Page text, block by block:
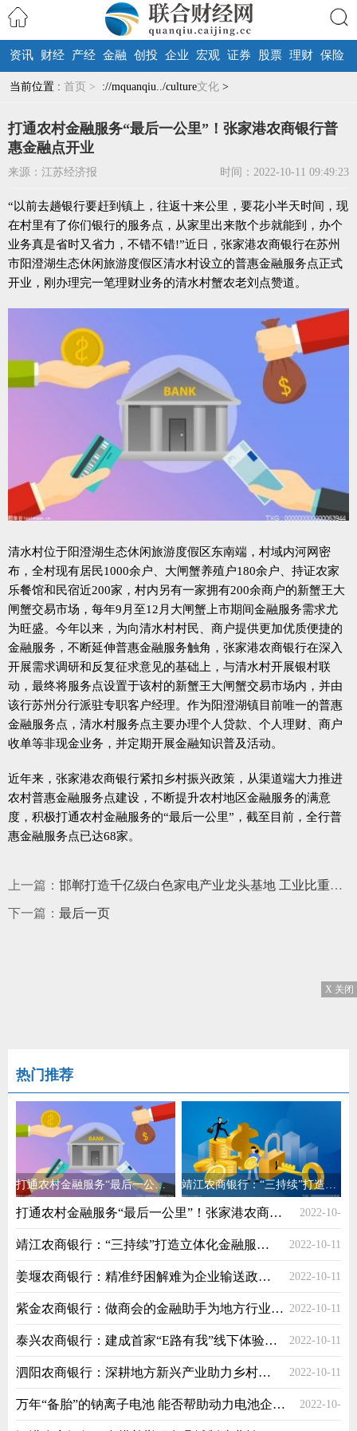
搜索
资讯 财经 产经 金融 创投 企业 宏观 证券 股票 理财 保险
当前位置 : 首页 > ://mquanqiu../culture文化 >
打通农村金融服务“最后一公里”！张家港农商银行普
惠金融点开业
来源：江苏经济报 时间：2022-10-11 09:49:23
“以前去趟银行要赶到镇上，往返十来公里，要花小半天时间，现
在村里有了你们银行的服务点，从家里出来散个步就能到，办个
业务真是省时又省力，不错不错!”近日，张家港农商银行在苏州
市阳澄湖生态休闲旅游度假区清水村设立的普惠金融服务点正式
开业，刚办理完一笔理财业务的清水村蟹农老刘点赞道。
清水村位于阳澄湖生态休闲旅游度假区东南端，村域内河网密
布，全村现有居民1000余户、大闸蟹养殖户180余户、持证农家
乐餐馆和民宿近200家，村内另有一家拥有200余商户的新蟹王大
闸蟹交易市场，每年9月至12月大闸蟹上市期间金融服务需求尤
为旺盛。今年以来，为向清水村村民、商户提供更加优质便捷的
金融服务，不断延伸普惠金融服务触角，张家港农商银行在深入
开展需求调研和反复征求意见的基础上，与清水村开展银村联
动，最终将服务点设置于该村的新蟹王大闸蟹交易市场内，并由
该行苏州分行派驻专职客户经理。作为阳澄湖镇目前唯一的普惠
金融服务点，清水村服务点主要办理个人贷款、个人理财、商户
收单等非现金业务，并定期开展金融知识普及活动。
近年来，张家港农商银行紧扣乡村振兴政策，从渠道端大力推进
农村普惠金融服务点建设，不断提升农村地区金融服务的满意
度，积极打通农村金融服务的“最后一公里”，截至目前，全行普
惠金融服务点已达68家。
上一篇： 邯郸打造千亿级白色家电产业龙头基地 工业比重达17.2%
下一篇： 最后一页
X 关闭
热门推荐
打通农村金融服务“最后一公里”！张家港农商银行普惠金融点开业 靖江农商银行：“三持续”打造立体化金融服务体系
打通农村金融服务“最后一公里”！张家港农商银行普惠金融点开业 2022-10-
11
靖江农商银行：“三持续”打造立体化金融服务体系 2022-10-11
姜堰农商银行：精准纾困解难为企业输送政策“红利” 2022-10-11
紫金农商银行：做商会的金融助手为地方行业发展护航 2022-10-11
泰兴农商银行：建成首家“E路有我”线下体验馆助力乡村振兴 2022-10-11
泗阳农商银行：深耕地方新兴产业助力乡村经济振兴 2022-10-11
万年“备胎”的钠离子电池 能否帮助动力电池企业走出新天地？ 2022-10-